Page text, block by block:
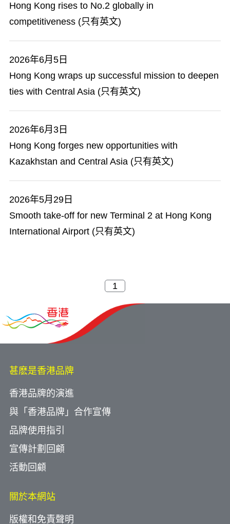
Hong Kong rises to No.2 globally in
competitiveness (只有英文)
2026年6月5日
Hong Kong wraps up successful mission to deepen
ties with Central Asia (只有英文)
2026年6月3日
Hong Kong forges new opportunities with
Kazakhstan and Central Asia (只有英文)
2026年5月29日
Smooth take-off for new Terminal 2 at Hong Kong
International Airport (只有英文)
甚麽是香港品牌
香港品牌的演進
與「香港品牌」合作宣傳
品牌使用指引
宣傳計劃回顧
活動回顧
關於本網站
版權和免責聲明